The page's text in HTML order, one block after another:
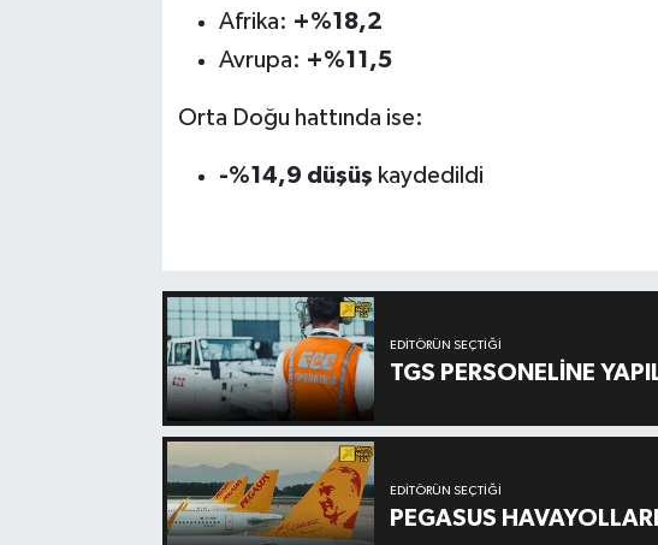
Afrika: +%18,2
Avrupa: +%11,5
Orta Doğu hattında ise:
-%14,9 düşüş kaydedildi
EDITÖRÜN SEÇTIĞI
TGS PERSONELİNE
EDITÖRÜN SEÇTIĞI
PEGASUS